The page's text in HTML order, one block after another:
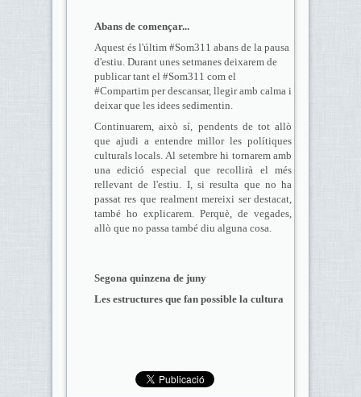
Abans de començar...
Aquest és l'últim #Som311 abans de la pausa
d'estiu. Durant unes setmanes deixarem de
publicar tant el #Som311 com el
#Compartim per descansar, llegir amb calma i
deixar que les idees sedimentin.
Continuarem, això sí, pendents de tot allò
que ajudi a entendre millor les polítiques
culturals locals. Al setembre hi tornarem amb
una edició especial que recollirà el més
rellevant de l'estiu. I, si resulta que no ha
passat res que realment mereixi ser destacat,
també ho explicarem. Perquè, de vegades,
allò que no passa també diu alguna cosa.
Segona quinzena de juny
Les estructures que fan possible la cultura